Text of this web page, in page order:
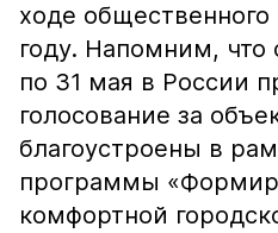
ходе общественного
году. Напомним, что
по 31 мая в России
голосование за
благоустроены в
программы
комфортной